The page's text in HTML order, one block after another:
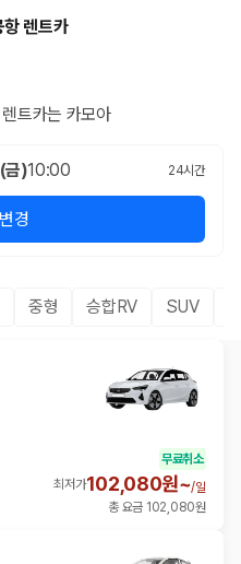
항 렌트카
렌트카는 카모아
금)10:00 24시간
경
중형 승합RV SUV
무료취소
최저가102,080원~/일
총 요금 102,080원